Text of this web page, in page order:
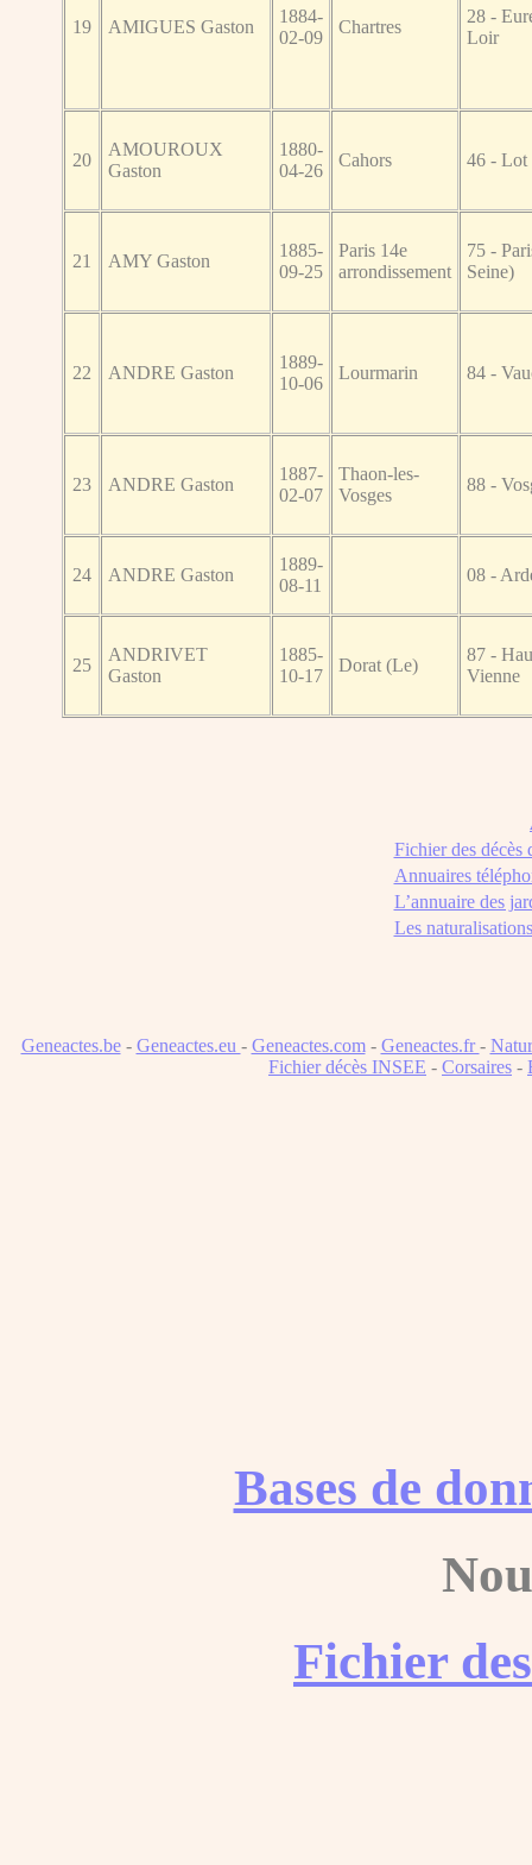
19 AMIGUES Gaston
1884-
02-09
Chartres
28 -
Loir
20
AMOUROUX
Gaston
1880-
04-26
Cahors 46 - Lot
21 AMY Gaston
1885-
09-25
Paris 14e
arrondissement
75 -
Seine)
22 ANDRE Gaston
1889-
10-06
Lourmarin 84 -
23 ANDRE Gaston
1887-
02-07
Thaon-les-
Vosges
88 -
24 ANDRE Gaston
1889-
08-11
08 -
25
ANDRIVET
Gaston
1885-
10-17
Dorat (Le)
87 -
Vienne
Fichier des décès
Annuaires
L’annuaire des
Les
Geneactes.be- Geneactes.eu - Geneactes.com- Geneactes.fr -
Fichier décès INSEE - Corsaires -
Bases de
Fichier